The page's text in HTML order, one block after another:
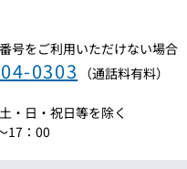
号をご利用いただけない場合
0303 （通話料有料）
・日・祝日等を除く
17：00